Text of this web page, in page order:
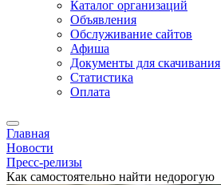
Каталог организаций
Объявления
Обслуживание сайтов
Афиша
Документы для скачивания
Статистика
Оплата
Главная
Новости
Пресс-релизы
Как самостоятельно найти недорогую